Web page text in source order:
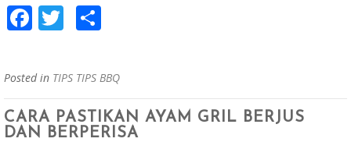
F
e
b
o
T
tt
er
ar
e
Posted in TIPS TIPS BBQ
CARA PASTIKAN AYAM GRIL BERJUS
DAN BERPERISA